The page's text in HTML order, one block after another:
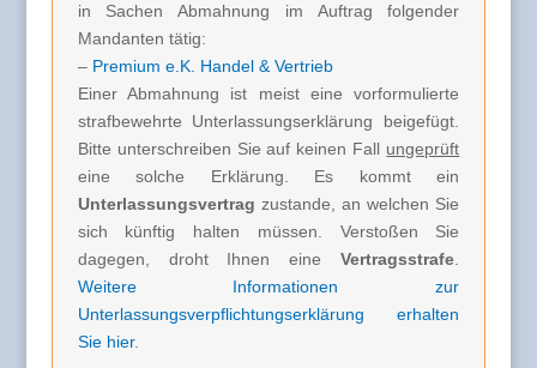
in Sachen Abmahnung im Auftrag folgender
Mandanten tätig:
– Premium e.K. Handel & Vertrieb
Einer Abmahnung ist meist eine vorformulierte
strafbewehrte Unterlassungserklärung beigefügt.
Bitte unterschreiben Sie auf keinen Fall ungeprüft
eine solche Erklärung. Es kommt ein
Unterlassungsvertrag zustande, an welchen Sie
sich künftig halten müssen. Verstoßen Sie
dagegen, droht Ihnen eineVertragsstrafe.
Weitere Informationen zur
Unterlassungsverpflichtungserklärung erhalten
Sie hier.